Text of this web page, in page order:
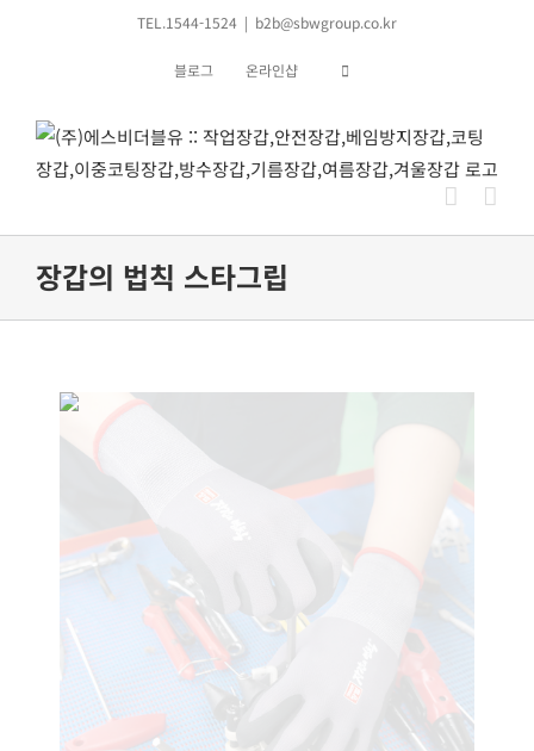
기
TEL.1544-1524 | b2b@sbwgroup.co.kr
블로그 온라인샵
장갑의 법칙 스타그립